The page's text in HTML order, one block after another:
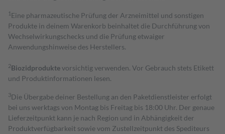
1 Eine pharmazeutische Prüfung der Arzneimittel und sonstigen
Produkte in deinem Warenkorb beinhaltet die Durchführung von
Wechselwirkungschecks und die Prüfung etwaiger
Anwendungshinweise des Herstellers.
2Biozidproduktevorsichtig verwenden. Vor Gebrauch stets Etikett
und Produktinformationen lesen.
3Die Übergabe deiner Bestellung an den Paketdienstleister erfolgt
bei uns werktags von Montag bis Freitag bis 18:00 Uhr. Der genaue
Lieferzeitpunkt kann je nach Region und in Abhängigkeit der
Produktverfügbarkeit sowie vom Zustellzeitpunkt des Spediteurs